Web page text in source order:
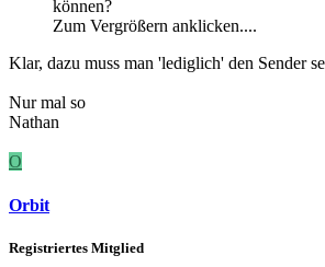
können?
Zum Vergrößern anklicken....
Klar, dazu muss man 'lediglich' den Sender
Nur mal so
Nathan
O
Orbit
Registriertes Mitglied